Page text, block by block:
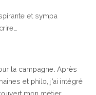
et sympa
la campagne. Après
et philo, j’ai intégré